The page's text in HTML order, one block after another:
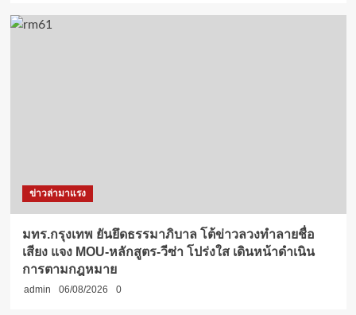
ข่าวล่ามาแรง
มทร.กรุงเทพ ยันยึดธรรมาภิบาล โต้ข่าวลวงทำลายชื่อ
เสียง แจง MOU-หลักสูตร-วีซ่า โปร่งใส เดินหน้าดำเนิน
การตามกฎหมาย
admin 06/08/2026 0